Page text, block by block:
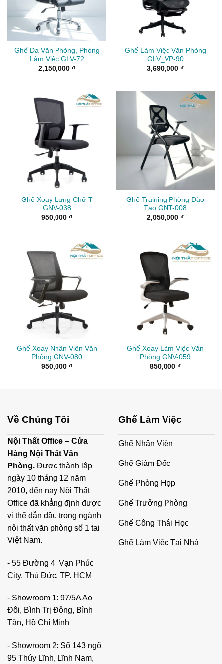
Ghế Da Văn Phòng, Phòng
Làm Việc GLV-72
2,150,000 ₫
Ghế Làm Việc Văn Phòng
GLV_VP-90
3,690,000 ₫
Ghế Xoay Lưng Chữ T
GNV-038
950,000 ₫
Ghế Training Phòng Đào
Tạo GNT-008
2,050,000 ₫
Ghế Xoay Nhân Viên Văn
Phòng GNV-080
950,000 ₫
Ghế Xoay Làm Việc Văn
Phòng GNV-059
850,000 ₫
Về Chúng Tôi
Nội Thất Office – Cửa
Hàng Nội Thất Văn
Phòng. Được thành lập
ngày 10 tháng 12 năm
2010, đến nay Nội Thất
Office đã khẳng định được
vị thế dẫn đầu trong ngành
nội thất văn phòng số 1 tại
Việt Nam.
- 55 Đường 4, Vạn Phúc
City, Thủ Đức, TP. HCM
- Showroom 1: 97/5A Ao
Đôi, Bình Trị Đông, Bình
Tân, Hồ Chí Minh
- Showroom 2: Số 143 ngõ
95 Thúy Lĩnh, Lĩnh Nam,
Ghế Làm Việc
Ghế Nhân Viên
Ghế Giám Đốc
Ghế Phòng Họp
Ghế Trưởng Phòng
Ghế Công Thái Học
Ghế Làm Việc Tại Nhà